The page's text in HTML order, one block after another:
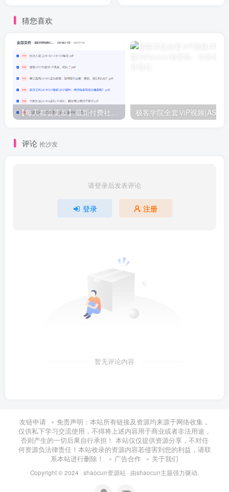
猜您喜欢
【每天都会更新】最新付费社群公众号文章 极客学院全套ⅥP视频(AS版)
评论 抢沙发
请登录后发表评论
登录 注册
暂无评论内容
友链申请
免责声明：本站所有链接及资源均来源于网络收集，
仅供私下学习交流使用，不得将上述内容用于商业或者非法用途，
否则产生的一切后果自行承担！ 本站仅仅提供资源分享，不对任
何资源负法律责任！本站收录的资源内容若侵害到您的利益，请联
系本站进行删除！
广告合作 关于我们
Copyright © 2024 · shaocun资源站 · 由shaocun主题强力驱动.